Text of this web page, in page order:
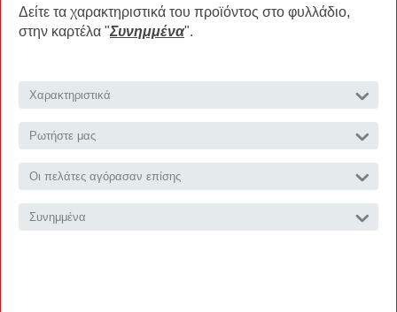
Δείτε τα χαρακτηριστικά του προϊόντος στο φυλλάδιο,
στην καρτέλα "Συνημμένα".
Χαρακτηριστικά
Ρωτήστε μας
Οι πελάτες αγόρασαν επίσης
Συνημμένα